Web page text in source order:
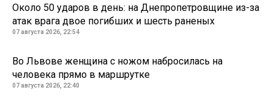
Около 50 ударов в день: на Днепропетровщине из-за
атак врага двое погибших и шесть раненых
07 августа 2026, 22:54
Во Львове женщина с ножом набросилась на
человека прямо в маршрутке
07 августа 2026, 22:40